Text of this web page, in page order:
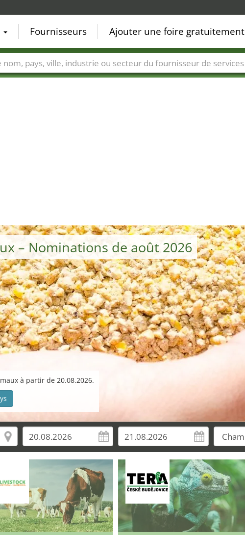
– Nominations de août 2026
à partir de 20.08.2026.
Fournisseurs Ajouter une foire gratuitement
Villes Secteurs de foire Secteurs du fournisseur de services